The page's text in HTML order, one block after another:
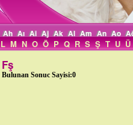
Ah Aı Ai Aj Ak Al Am An Ao
L M N O Ö P Q R S Ş T U Ü
Fş
Bulunan Sonuc Sayisi:0